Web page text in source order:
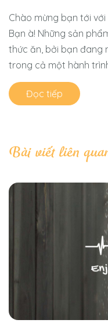
Chào mừng bạn tới với
Bạn à! Những sản
thức ăn, bởi bạn đang
trong cả một hành
Đọc tiếp
Bài viết liên